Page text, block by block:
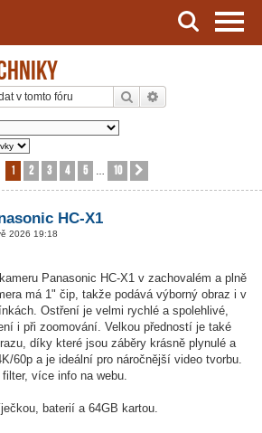
videa
Hledat
Stránka 1z 10
1 2 3 4 5 10
HC-X1
2026 19:18
Panasonic HC-X1 v zachovalém a plně
má 1" čip, takže podává výborný obraz i v
Ostření je velmi rychlé a spolehlivé,
i při zoomování. Velkou předností je také
díky které jsou záběry krásně plynulé a
60p a je ideální pro náročnější video tvorbu.
více info na webu.
baterií a 64GB kartou.